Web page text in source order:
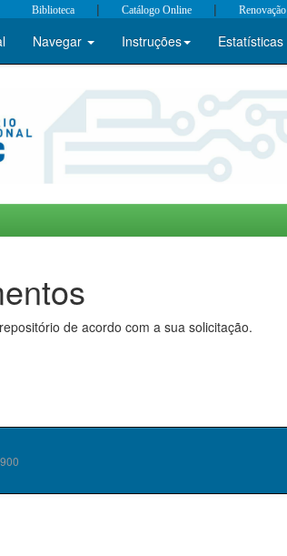
Biblioteca | Catálogo Online | Renovação
Navegar Instruções Estatísticas
de acordo com a sua solicitação.